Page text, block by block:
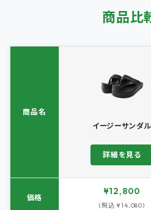
商品比
商品名
イージーサンダル
詳細を見る
価格
¥12,800
(税込 ¥14,080)